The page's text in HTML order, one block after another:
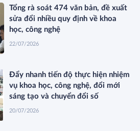
Tổng rà soát 474 văn bản, đề xuất
sửa đổi nhiều quy định về khoa
học, công nghệ
22/07/2026
Đẩy nhanh tiến độ thực hiện nhiệm
vụ khoa học, công nghệ, đổi mới
sáng tạo và chuyển đổi số
20/07/2026